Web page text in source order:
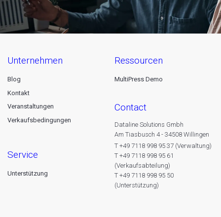
unternehmen
Blog
Kontakt
Veranstaltungen
Verkaufsbedingungen
service
Unterstützung
ressourcen
MultiPress Demo
contact
Dataline Solutions Gmbh
Am Tiasbusch 4 - 34508 Willingen
T +49 7118 998 95 37 (Verwaltung)
T +49 7118 998 95 61
(Verkaufsabteilung)
T +49 7118 998 95 50
(Unterstützung)